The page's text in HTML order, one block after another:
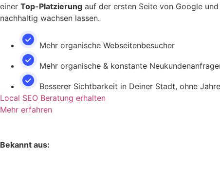
einer Top-Platzierung auf der ersten Seite von Google
nachhaltig wachsen lassen.
Mehr organische Webseitenbesucher
Mehr organische & konstante
Besserer Sichtbarkeit in Deiner Stadt, ohne
Local SEO Beratung erhalten
Mehr erfahren
Bekannt aus: